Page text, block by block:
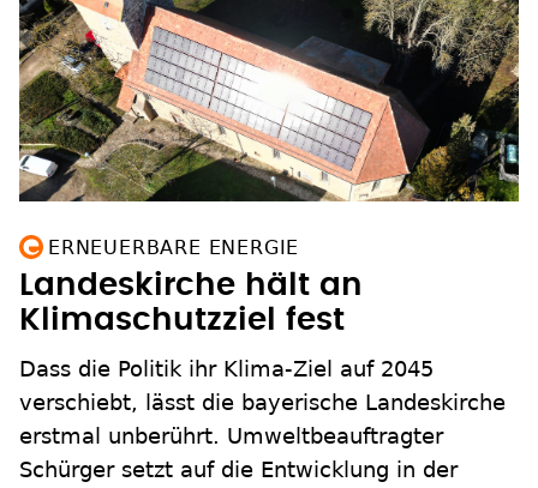
ERNEUERBARE ENERGIE
Landeskirche hält an
Klimaschutzziel fest
Dass die Politik ihr Klima-Ziel auf 2045
verschiebt, lässt die bayerische Landeskirche
erstmal unberührt. Umweltbeauftragter
Schürger setzt auf die Entwicklung in der